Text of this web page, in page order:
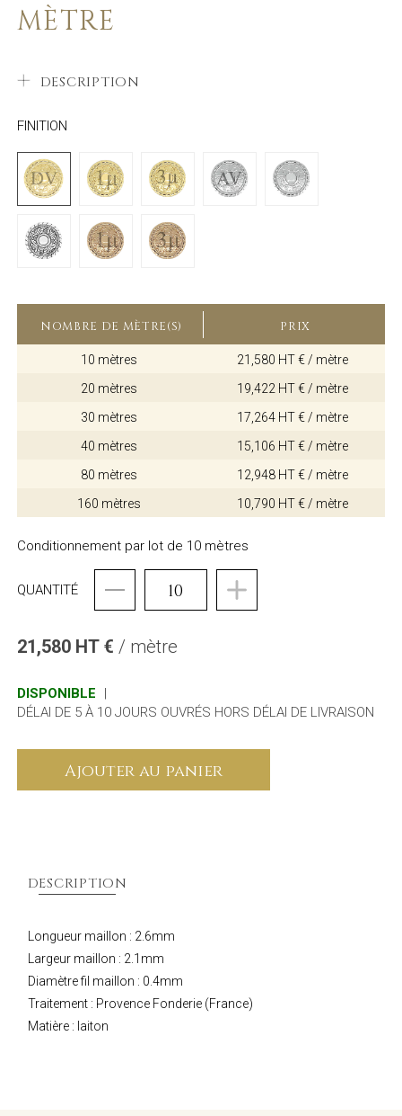
MÈTRE
DESCRIPTION
FINITION
NOMBRE DE MÈTRE(S) PRIX
10 mètres
21,580 HT € / mètre
20 mètres
19,422 HT € / mètre
30 mètres
17,264 HT € / mètre
40 mètres
15,106 HT € / mètre
80 mètres
12,948 HT € / mètre
160 mètres
10,790 HT € / mètre
Conditionnement par lot de 10 mètres
QUANTITÉ
21,580 HT € / mètre
DISPONIBLE
|
DÉLAI DE 5 À 10 JOURS OUVRÉS HORS DÉLAI DE LIVRAISON
Ajouter au panier
DESCRIPTION
Longueur maillon : 2.6mm
Largeur maillon : 2.1mm
Diamètre fil maillon : 0.4mm
Traitement : Provence Fonderie (France)
Matière : laiton